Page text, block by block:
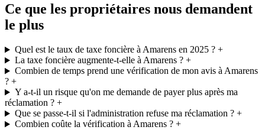
Ce que les propriétaires nous demandent
le plus
Quel est le taux de taxe foncière à Amarens en 2025 ?+
La taxe foncière augmente-t-elle à Amarens ?+
Combien de temps prend une vérification de mon avis à Amarens
? +
Y a-t-il un risque qu'on me demande de payer plus après ma
réclamation ? +
Que se passe-t-il si l'administration refuse ma réclamation ?+
Combien coûte la vérification à Amarens ?+